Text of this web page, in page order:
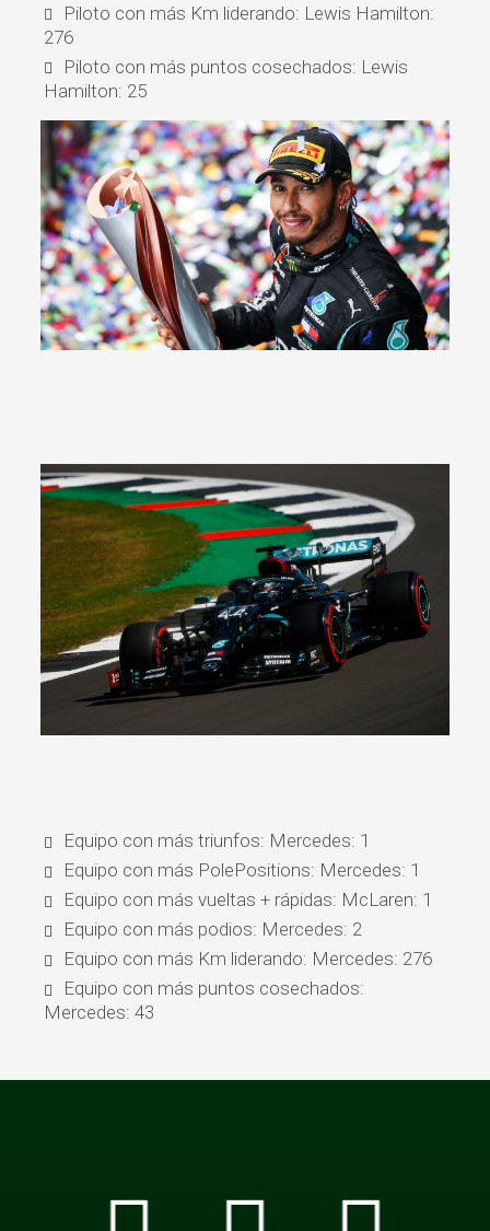
Piloto con más Km liderando: Lewis Hamilton:
276
Piloto con más puntos cosechados: Lewis
Hamilton: 25
Equipo con más triunfos: Mercedes: 1
Equipo con más PolePositions: Mercedes: 1
Equipo con más vueltas + rápidas: McLaren: 1
Equipo con más podios: Mercedes: 2
Equipo con más Km liderando: Mercedes: 276
Equipo con más puntos cosechados:
Mercedes: 43